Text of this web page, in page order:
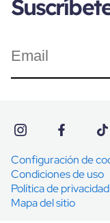
Configuración de
Condiciones de uso
Política de privacidad
Mapa del sitio